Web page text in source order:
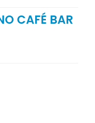
CAFÉ BAR